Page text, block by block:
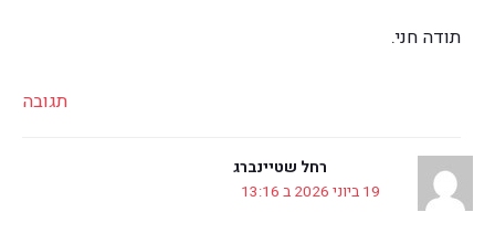
תודה חני.
תגובה
רחל שטיינברג
19 ביוני 2026 ב 13:16